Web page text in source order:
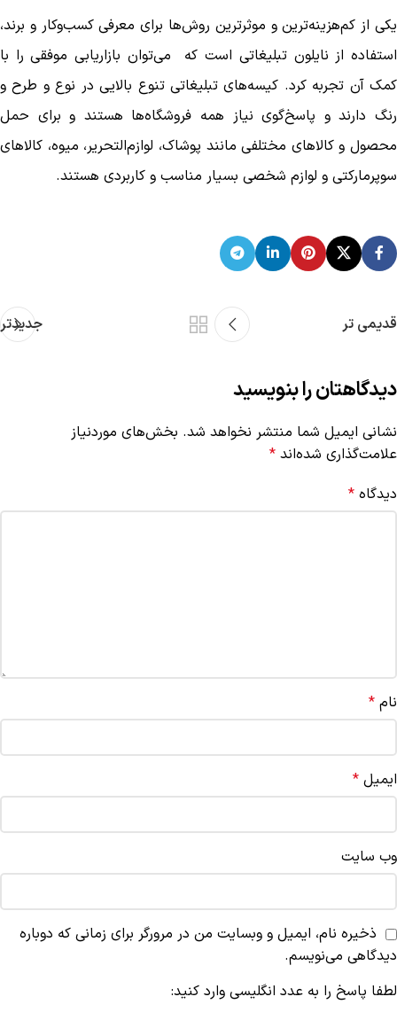
یکی از کم‌هزینه‌ترین و موثرترین روش‌ها برای معرفی کسب‌و‌کار و برند،
استفاده از نایلون تبلیغاتی است که می‌توان بازاریابی موفقی را با
کمک آن تجربه کرد. کیسه‌های تبلیغاتی تنوع بالایی در نوع و طرح و
رنگ دارند و پاسخ‌گوی نیاز همه فروشگاه‌ها هستند‌ و برای حمل
محصول و کالاهای مختلفی مانند پوشاک، لوازم‌التحریر، میوه، کالاهای
سوپرمارکتی و لوازم شخصی بسیار مناسب و کاربردی هستند.
جدیدتر قدیمی تر
دیدگاهتان را بنویسید
نشانی ایمیل شما منتشر نخواهد شد. بخش‌های موردنیاز
علامت‌گذاری شده‌اند *
دیدگاه *
نام *
ایمیل *
وب‌ سایت
ذخیره نام، ایمیل و وبسایت من در مرورگر برای زمانی که دوباره
دیدگاهی می‌نویسم.
لطفا پاسخ را به عدد انگلیسی وارد کنید: